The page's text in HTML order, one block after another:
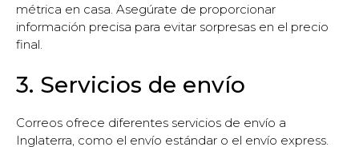
métrica en casa. Asegúrate de proporcionar
información precisa para evitar sorpresas en el precio
final.
3. Servicios de envío
Correos ofrece diferentes servicios de envío a
Inglaterra, como el envío estándar o el envío express.